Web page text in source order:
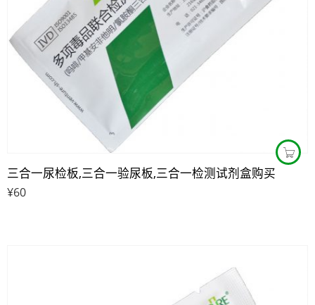
三合一尿检板,三合一验尿板,三合一检测试剂盒购买
¥60